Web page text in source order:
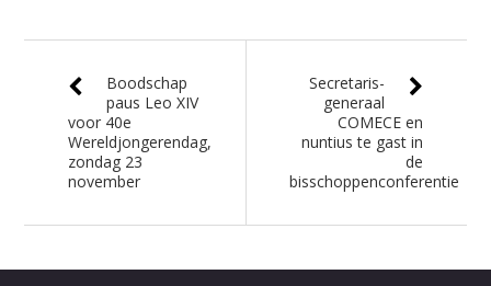
Boodschap
paus Leo XIV
voor 40e
Wereldjongerendag,
zondag 23
november
Secretaris-
generaal
COMECE en
nuntius te gast in
de
bisschoppenconferentie